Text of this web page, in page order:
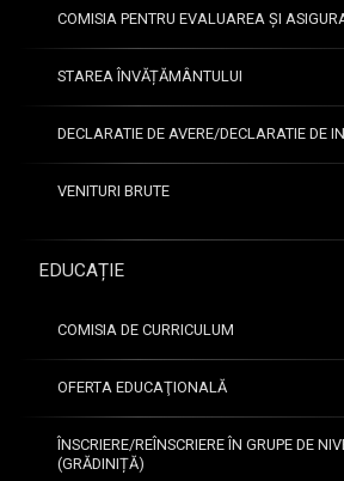
COMISIA PENTRU EVALUAREA ȘI
STAREA ÎNVĂȚĂMÂNTULUI
DECLARATIE DE AVERE/DECLARATIE DE
VENITURI BRUTE
EDUCAȚIE
COMISIA DE CURRICULUM
OFERTA EDUCAŢIONALĂ
ÎNSCRIERE/REÎNSCRIERE ÎN GRUPE DE
(GRĂDINIȚĂ)